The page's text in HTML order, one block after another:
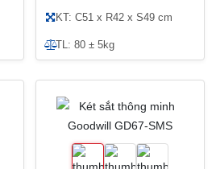
KT: C51 x R42 x S49 cm
TL: 80 ± 5kg